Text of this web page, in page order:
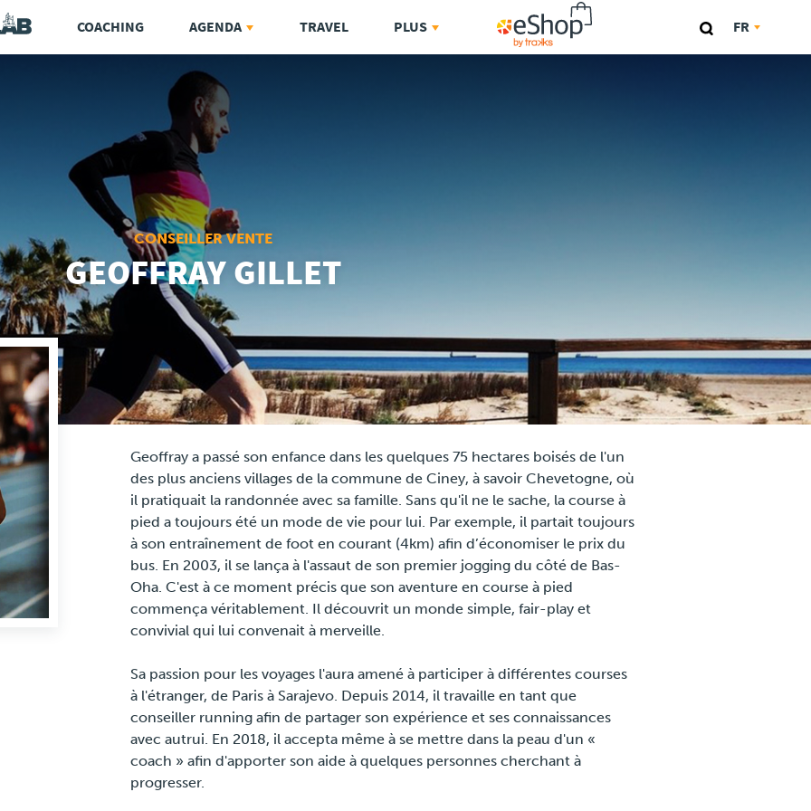
COACHING AGENDA TRAVEL PLUS FR
CONSEILLER VENTE
GEOFFRAY GILLET
Geoffray a passé son enfance dans les quelques 75 hectares boisés de l'un
des plus anciens villages de la commune de Ciney, à savoir Chevetogne, où
il pratiquait la randonnée avec sa famille. Sans qu'il ne le sache, la course à
pied a toujours été un mode de vie pour lui. Par exemple, il partait toujours
à son entraînement de foot en courant (4km) afin d’économiser le prix du
bus. En 2003, il se lança à l'assaut de son premier jogging du côté de Bas-
Oha. C'est à ce moment précis que son aventure en course à pied
commença véritablement. Il découvrit un monde simple, fair-play et
convivial qui lui convenait à merveille.
Sa passion pour les voyages l'aura amené à participer à différentes courses
à l'étranger, de Paris à Sarajevo. Depuis 2014, il travaille en tant que
conseiller running afin de partager son expérience et ses connaissances
avec autrui. En 2018, il accepta même à se mettre dans la peau d'un «
coach » afin d'apporter son aide à quelques personnes cherchant à
progresser.